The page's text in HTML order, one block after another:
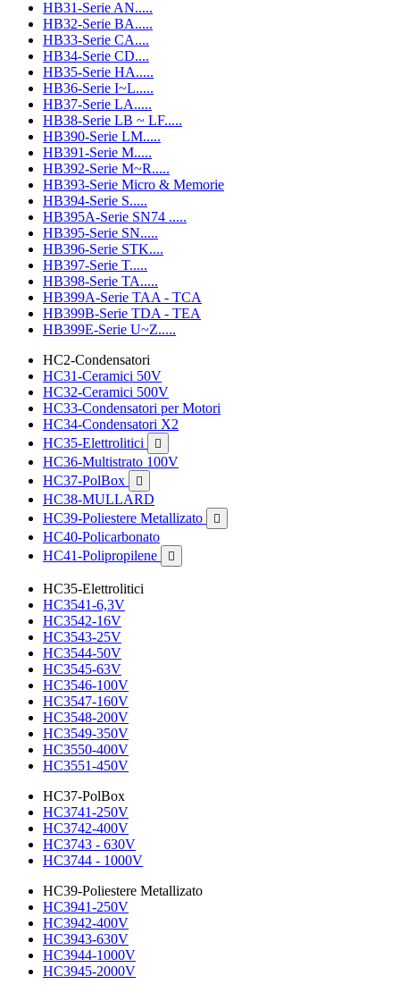
HB31-Serie AN.....
HB32-Serie BA.....
HB33-Serie CA....
HB34-Serie CD....
HB35-Serie HA.....
HB36-Serie I~L.....
HB37-Serie LA.....
HB38-Serie LB ~ LF.....
HB390-Serie LM.....
HB391-Serie M.....
HB392-Serie M~R.....
HB393-Serie Micro & Memorie
HB394-Serie S.....
HB395A-Serie SN74 .....
HB395-Serie SN.....
HB396-Serie STK....
HB397-Serie T.....
HB398-Serie TA.....
HB399A-Serie TAA - TCA
HB399B-Serie TDA - TEA
HB399E-Serie U~Z.....
HC2-Condensatori
HC31-Ceramici 50V
HC32-Ceramici 500V
HC33-Condensatori per Motori
HC34-Condensatori X2
HC35-Elettrolitici

HC36-Multistrato 100V
HC37-PolBox

HC38-MULLARD
HC39-Poliestere Metallizato

HC40-Policarbonato
HC41-Polipropilene

HC35-Elettrolitici
HC3541-6,3V
HC3542-16V
HC3543-25V
HC3544-50V
HC3545-63V
HC3546-100V
HC3547-160V
HC3548-200V
HC3549-350V
HC3550-400V
HC3551-450V
HC37-PolBox
HC3741-250V
HC3742-400V
HC3743 - 630V
HC3744 - 1000V
HC39-Poliestere Metallizato
HC3941-250V
HC3942-400V
HC3943-630V
HC3944-1000V
HC3945-2000V